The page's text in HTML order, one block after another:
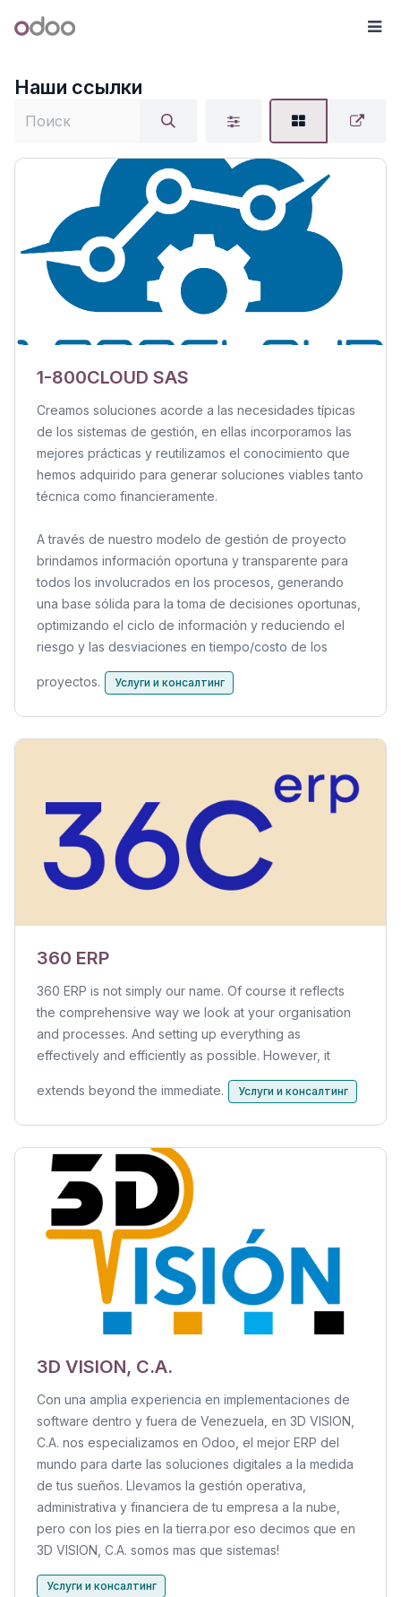
Odoo
Наши ссылки
1-800CLOUD SAS
Creamos soluciones acorde a las necesidades típicas
de los sistemas de gestión, en ellas incorporamos las
mejores prácticas y reutilizamos el conocimiento que
hemos adquirido para generar soluciones viables tanto
técnica como financieramente.
A través de nuestro modelo de gestión de proyecto
brindamos información oportuna y transparente para
todos los involucrados en los procesos, generando
una base sólida para la toma de decisiones oportunas,
optimizando el ciclo de información y reduciendo el
riesgo y las desviaciones en tiempo/costo de los
proyectos. Услуги и консалтинг
360 ERP
360 ERP is not simply our name. Of course it reflects
the comprehensive way we look at your organisation
and processes. And setting up everything as
effectively and efficiently as possible. However, it
extends beyond the immediate. Услуги и консалтинг
3D VISION, C.A.
Con una amplia experiencia en implementaciones de
software dentro y fuera de Venezuela, en 3D VISION,
C.A. nos especializamos en Odoo, el mejor ERP del
mundo para darte las soluciones digitales a la medida
de tus sueños. Llevamos la gestión operativa,
administrativa y financiera de tu empresa a la nube,
pero con los pies en la tierra.por eso decimos que en
3D VISION, C.A. somos mas que sistemas!
Услуги и консалтинг